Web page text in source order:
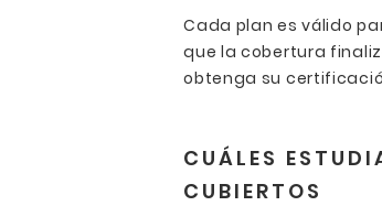
Cada plan es válido
que la cobertura
obtenga su
CUÁLES
CUBIERTOS